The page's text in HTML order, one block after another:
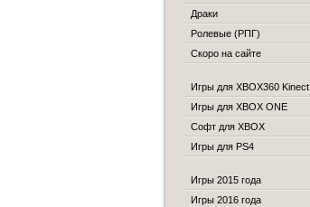
Драки
Ролевые (РПГ)
Скоро на сайте
Игры для XBOX360 Kinect
Игры для XBOX ONE
Софт для XBOX
Игры для PS4
Игры 2015 года
Игры 2016 года